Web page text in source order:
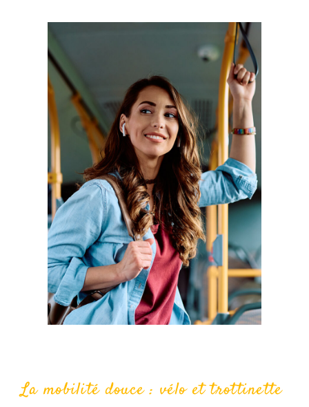
La mobilité douce : vélo et trottinette